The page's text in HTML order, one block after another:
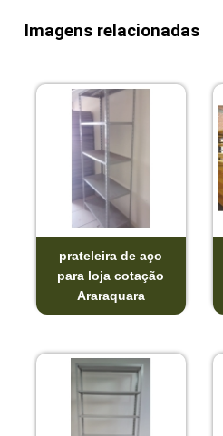
Imagens relacionadas
prateleira de aço
para loja cotação
Araraquara